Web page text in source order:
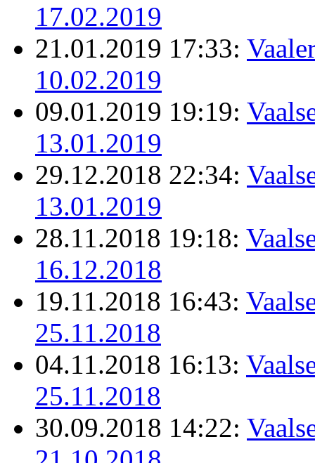
17.02.2019
21.01.2019 17:33:
10.02.2019
09.01.2019 19:19:
13.01.2019
29.12.2018 22:34:
13.01.2019
28.11.2018 19:18:
16.12.2018
19.11.2018 16:43:
25.11.2018
04.11.2018 16:13:
25.11.2018
30.09.2018 14:22: